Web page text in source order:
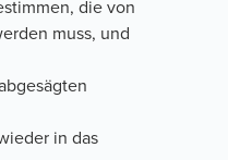
die von
muss, und
in das